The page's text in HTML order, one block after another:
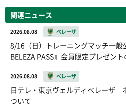
関連ニュース
2026.08.08 ベレーザ
8/16（日）トレーニングマッチ一
BELEZA PASS』会員限定プレゼン
2026.08.08 ベレーザ
日テレ・東京ヴェルディベレーザ
ついて